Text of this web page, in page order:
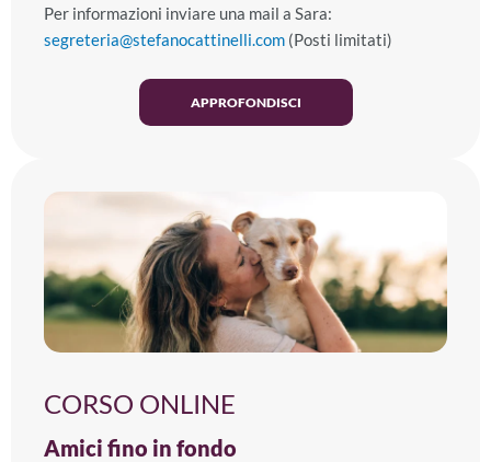
Per informazioni inviare una mail a Sara:
segreteria@stefanocattinelli.com (Posti limitati)
APPROFONDISCI
CORSO ONLINE
Amici fino in fondo